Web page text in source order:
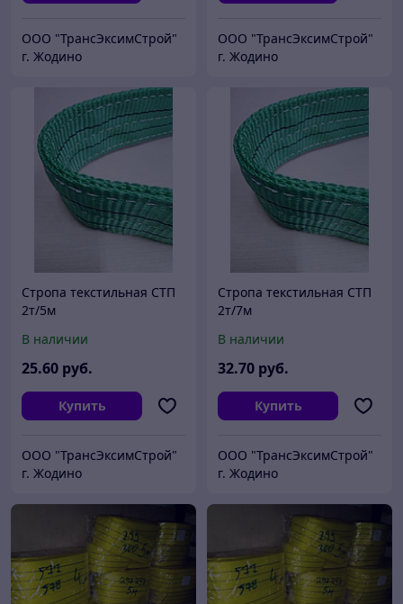
ООО "ТрансЭксимСтрой"
г. Жодино
ООО "ТрансЭксимСтрой"
г. Жодино
Стропа текстильная СТП
2т/5м
В наличии
25.60 руб.
Купить
ООО "ТрансЭксимСтрой"
г. Жодино
Стропа текстильная СТП
2т/7м
В наличии
32.70 руб.
Купить
ООО "ТрансЭксимСтрой"
г. Жодино